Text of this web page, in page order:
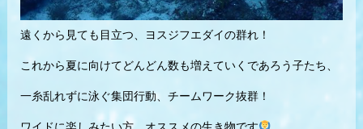
遠くから見ても目立つ、ヨスジフエダイの群れ！
これから夏に向けてどんどん数も増えていくであろう子たち、
一糸乱れずに泳ぐ集団行動、チームワーク抜群！